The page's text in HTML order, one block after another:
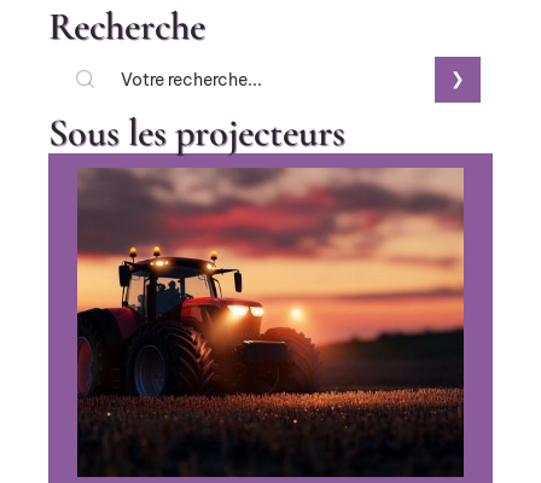
Recherche
Sous les projecteurs